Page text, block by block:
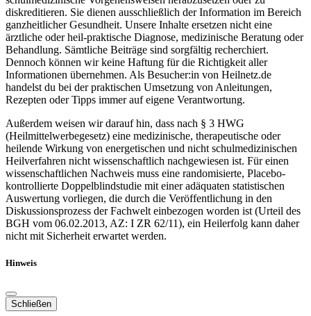
diskreditieren. Sie dienen ausschließlich der Information im Bereich
ganzheitlicher Gesundheit. Unsere Inhalte ersetzen nicht eine
ärztliche oder heil-praktische Diagnose, medizinische Beratung oder
Behandlung. Sämtliche Beiträge sind sorgfältig recherchiert.
Dennoch können wir keine Haftung für die Richtigkeit aller
Informationen übernehmen. Als Besucher:in von Heilnetz.de
handelst du bei der praktischen Umsetzung von Anleitungen,
Rezepten oder Tipps immer auf eigene Verantwortung.
Außerdem weisen wir darauf hin, dass nach § 3 HWG
(Heilmittelwerbegesetz) eine medizinische, therapeutische oder
heilende Wirkung von energetischen und nicht schulmedizinischen
Heilverfahren nicht wissenschaftlich nachgewiesen ist. Für einen
wissenschaftlichen Nachweis muss eine randomisierte, Placebo-
kontrollierte Doppelblindstudie mit einer adäquaten statistischen
Auswertung vorliegen, die durch die Veröffentlichung in den
Diskussionsprozess der Fachwelt einbezogen worden ist (Urteil des
BGH vom 06.02.2013, AZ: I ZR 62/11), ein Heilerfolg kann daher
nicht mit Sicherheit erwartet werden.
Hinweis
Schließen